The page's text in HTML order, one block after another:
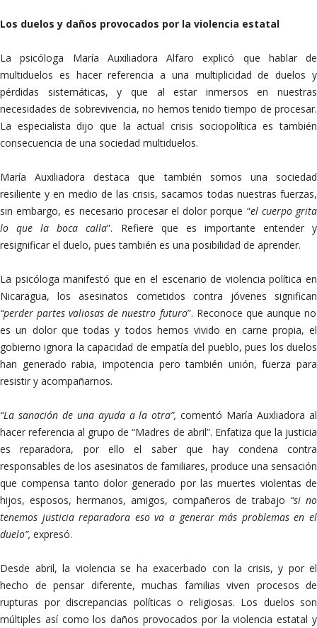
Los duelos y daños provocados por la violencia estatal
La psicóloga María Auxiliadora Alfaro explicó que hablar de
multiduelos es hacer referencia a una multiplicidad de duelos y
pérdidas sistemáticas, y que al estar inmersos en nuestras
necesidades de sobrevivencia, no hemos tenido tiempo de procesar.
La especialista dijo que la actual crisis sociopolítica es también
consecuencia de una sociedad multiduelos.
María Auxiliadora destaca que también somos una sociedad
resiliente y en medio de las crisis, sacamos todas nuestras fuerzas,
sin embargo, es necesario procesar el dolor porque “el cuerpo grita
lo que la boca calla”. Refiere que es importante entender y
resignificar el duelo, pues también es una posibilidad de aprender.
La psicóloga manifestó que en el escenario de violencia política en
Nicaragua, los asesinatos cometidos contra jóvenes significan
“perder partes valiosas de nuestro futuro”. Reconoce que aunque no
es un dolor que todas y todos hemos vivido en carne propia, el
gobierno ignora la capacidad de empatía del pueblo, pues los duelos
han generado rabia, impotencia pero también unión, fuerza para
resistir y acompañarnos.
“La sanación de una ayuda a la otra”, comentó María Auxliadora al
hacer referencia al grupo de “Madres de abril”. Enfatiza que la justicia
es reparadora, por ello el saber que hay condena contra
responsables de los asesinatos de familiares, produce una sensación
que compensa tanto dolor generado por las muertes violentas de
hijos, esposos, hermanos, amigos, compañeros de trabajo “si no
tenemos justicia reparadora eso va a generar más problemas en el
duelo”, expresó.
Desde abril, la violencia se ha exacerbado con la crisis, y por el
hecho de pensar diferente, muchas familias viven procesos de
rupturas por discrepancias políticas o religiosas. Los duelos son
múltiples así como los daños provocados por la violencia estatal y